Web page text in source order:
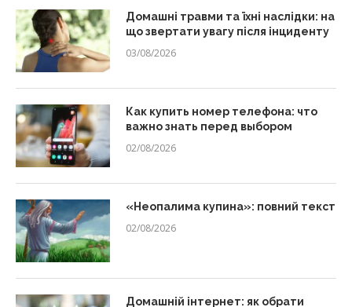
Домашні травми та їхні наслідки: на
що звертати увагу після інциденту
03/08/2026
Как купить номер телефона: что
важно знать перед выбором
02/08/2026
«Неопалима купина»: повний текст
02/08/2026
Домашній інтернет: як обрати